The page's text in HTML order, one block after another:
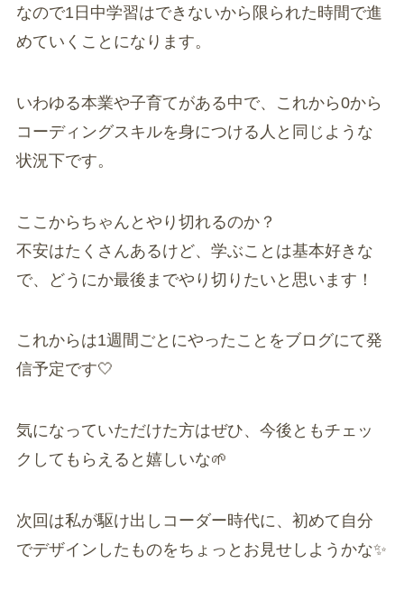
なので1日中学習はできないから限られた時間で進
めていくことになります。
いわゆる本業や子育てがある中で、これから0から
コーディングスキルを身につける人と同じような
状況下です。
ここからちゃんとやり切れるのか？
不安はたくさんあるけど、学ぶことは基本好きな
で、どうにか最後までやり切りたいと思います！
これからは1週間ごとにやったことをブログにて発
信予定です🤍
気になっていただけた方はぜひ、今後ともチェッ
クしてもらえると嬉しいな🌱
次回は私が駆け出しコーダー時代に、初めて自分
でデザインしたものをちょっとお見せしようかな✨